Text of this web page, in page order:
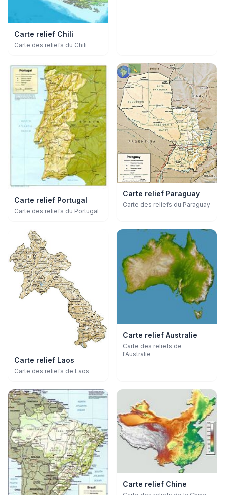
Carte relief Chili
Carte des reliefs du Chili
Carte relief Portugal
Carte des reliefs du Portugal
Carte relief Paraguay
Carte des reliefs du Paraguay
Carte relief Laos
Carte des reliefs de Laos
Carte relief Australie
Carte des reliefs de
l'Australie
Carte relief Chine